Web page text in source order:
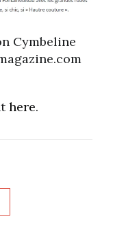
Cymbeline
here.